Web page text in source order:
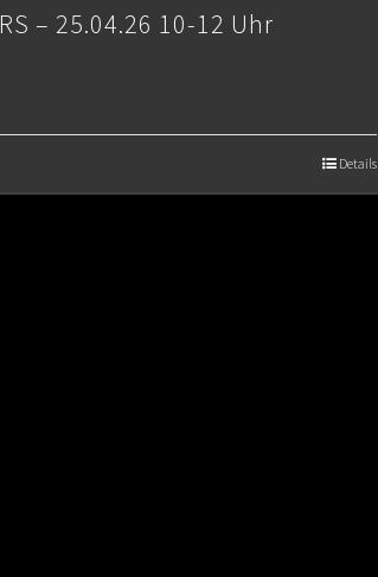
– 25.04.26 10-12 Uhr
Details